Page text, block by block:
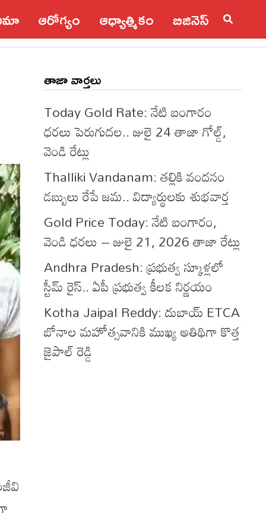
ఆరోగ్యం ఆధ్యాత్మికం బిజినెస్
తాజా వార్తలు
Today Gold Rate: నేటి బంగారం
ధరలు పెరుగుదల.. జులై 24 తాజా గోల్డ్,
వెండి రేట్లు
Thalliki Vandanam: తల్లికి వందనం
డబ్బులు రేపే జమ.. విద్యార్థులకు శుభవార్త
Gold Price Today: నేటి బంగారం,
వెండి ధరలు – జులై 21, 2026 తాజా రేట్లు
Andhra Pradesh: ప్రభుత్వ స్కూళ్లలో
స్టీమ్ రైస్.. ఏపీ ప్రభుత్వ కీలక నిర్ణయం
Kotha Jaipal Reddy: దుబాయ్ ETCA
బోనాల మహోత్సవానికి ముఖ్య అతిథిగా కొత్త
జైపాల్ రెడ్డి